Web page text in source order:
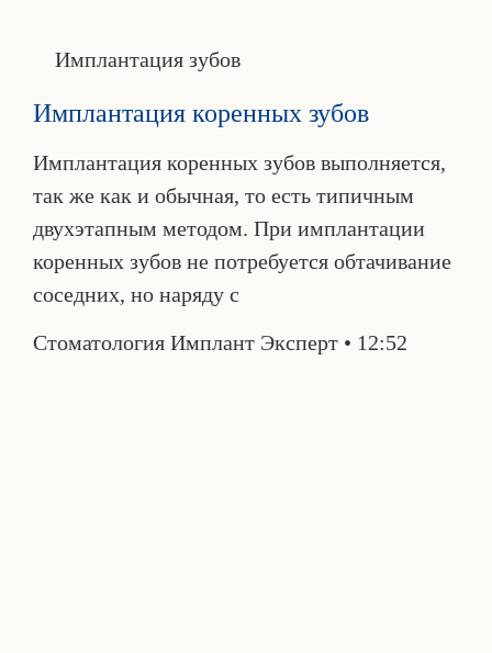
Имплантация зубов
Имплантация коренных зубов
Имплантация коренных зубов выполняется,
так же как и обычная, то есть типичным
двухэтапным методом. При имплантации
коренных зубов не потребуется обтачивание
соседних, но наряду с
Стоматология Имплант Эксперт 12:52